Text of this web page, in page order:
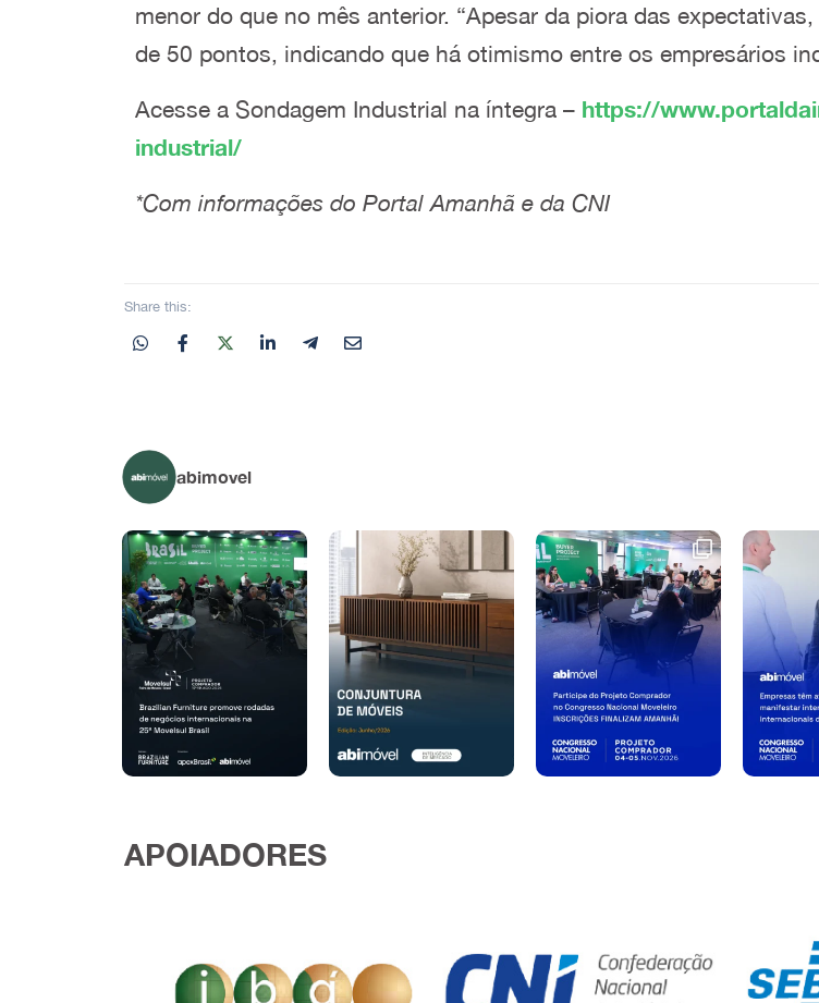
menor do que no mês anterior. “Apesar da piora das
de 50 pontos, indicando que há otimismo entre os empresários
Acesse a Sondagem Industrial na íntegra – https://
industrial/
*Com informações do Portal Amanhã e da CNI
Share this:
abimovel
APOIADORES